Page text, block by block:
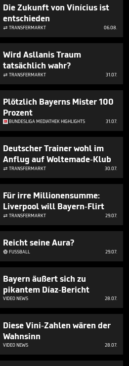
Die Zukunft von Vinícius ist
entschieden
 TRANSFERMARKT 06.08.
Wird Asllanis Traum
tatsächlich wahr?
 TRANSFERMARKT 31.07.
Plötzlich Bayerns Mister 100
Prozent
BUNDESLIGA MEDIATHEK HIGHLIGHTS 31.07.
Deutscher Trainer wohl im
Anflug auf Woltemade-Klub
 TRANSFERMARKT 30.07.
Für irre Millionensumme:
Liverpool will Bayern-Flirt
 TRANSFERMARKT 29.07.
Reicht seine Aura?
FUSSBALL 29.07.
Bayern äußert sich zu
pikantem Díaz-Bericht
VIDEO NEWS 28.07.
Diese Vini-Zahlen wären der
Wahnsinn
VIDEO NEWS 28.07.